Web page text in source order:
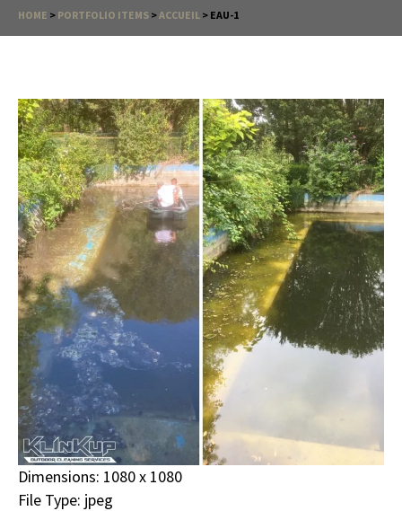
HOME > PORTFOLIO ITEMS >ACCUEIL > EAU-1
Dimensions: 1080 x 1080
File Type: jpeg